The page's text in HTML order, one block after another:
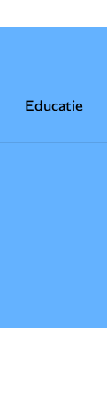
Educatie